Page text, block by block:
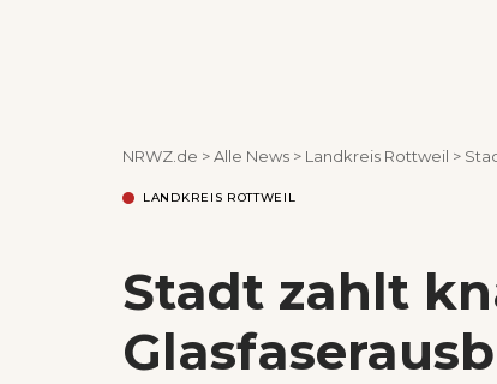
NRWZ.de >Alle News > Landkreis Rottweil >
LANDKREIS ROTTWEIL
Stadt zahlt